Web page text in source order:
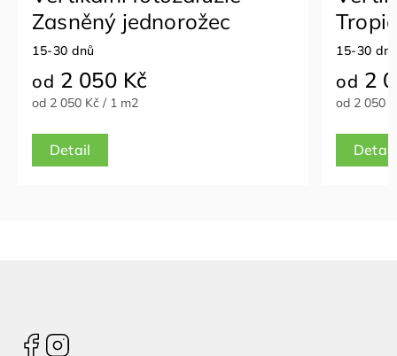
Zasněný jednorožec
15-30 dnů
od2 050 Kč
od 2 050 Kč / 1 m2
Detail
15-30 dnů
od2
od 2 050
Detail
Facebook